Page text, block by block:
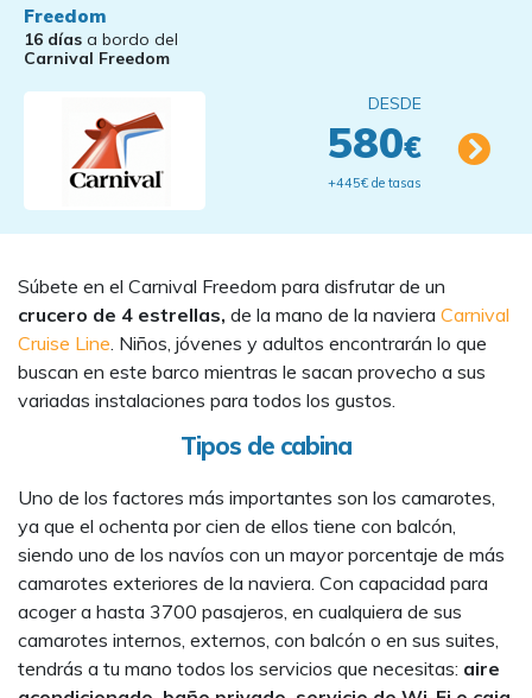
Freedom
16 días a bordo del
Carnival Freedom
DESDE
580€
+445€ de tasas
Súbete en el Carnival Freedom para disfrutar de un
crucero de 4 estrellas, de la mano de la naviera Carnival
Cruise Line. Niños, jóvenes y adultos encontrarán lo que
buscan en este barco mientras le sacan provecho a sus
variadas instalaciones para todos los gustos.
Tipos de cabina
Uno de los factores más importantes son los camarotes,
ya que el ochenta por cien de ellos tiene con balcón,
siendo uno de los navíos con un mayor porcentaje de más
camarotes exteriores de la naviera. Con capacidad para
acoger a hasta 3700 pasajeros, en cualquiera de sus
camarotes internos, externos, con balcón o en sus suites,
tendrás a tu mano todos los servicios que necesitas: aire